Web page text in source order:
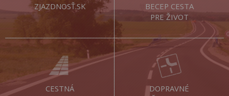
ZJAZDNOSŤ.SK
BECEP CESTA
PRE ŽIVOT
CESTNÁ
DOPRAVNÉ